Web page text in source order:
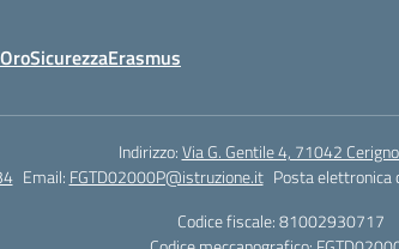
SicurezzaErasmus
Indirizzo:Via G. Gentile 4, 71042
Email: FGTD02000P@istruzione.it Posta elettronica
Codice fiscale: 81002930717